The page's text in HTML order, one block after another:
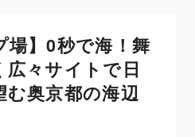
場】0秒で海！舞
々サイトで日
む奥京都の海辺